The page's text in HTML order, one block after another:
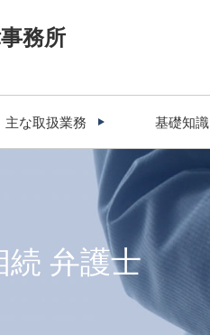
続 弁護士
務所
主な取扱業務 基礎知識